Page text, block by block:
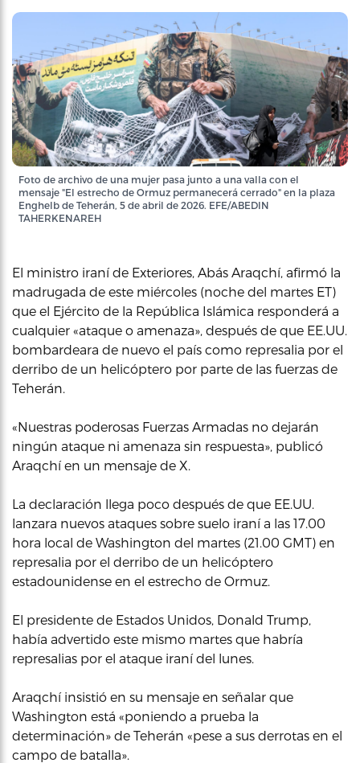
Foto de archivo de una mujer pasa junto a una valla con el
mensaje "El estrecho de Ormuz permanecerá cerrado" en la plaza
Enghelb de Teherán, 5 de abril de 2026. EFE/ABEDIN
TAHERKENAREH
El ministro iraní de Exteriores, Abás Araqchí, afirmó la
madrugada de este miércoles (noche del martes ET)
que el Ejército de la República Islámica responderá a
cualquier «ataque o amenaza», después de que EE.UU.
bombardeara de nuevo el país como represalia por el
derribo de un helicóptero por parte de las fuerzas de
Teherán.
«Nuestras poderosas Fuerzas Armadas no dejarán
ningún ataque ni amenaza sin respuesta», publicó
Araqchí en un mensaje de X.
La declaración llega poco después de que EE.UU.
lanzara nuevos ataques sobre suelo iraní a las 17.00
hora local de Washington del martes (21.00 GMT) en
represalia por el derribo de un helicóptero
estadounidense en el estrecho de Ormuz.
El presidente de Estados Unidos, Donald Trump,
había advertido este mismo martes que habría
represalias por el ataque iraní del lunes.
Araqchí insistió en su mensaje en señalar que
Washington está «poniendo a prueba la
determinación» de Teherán «pese a sus derrotas en el
campo de batalla».